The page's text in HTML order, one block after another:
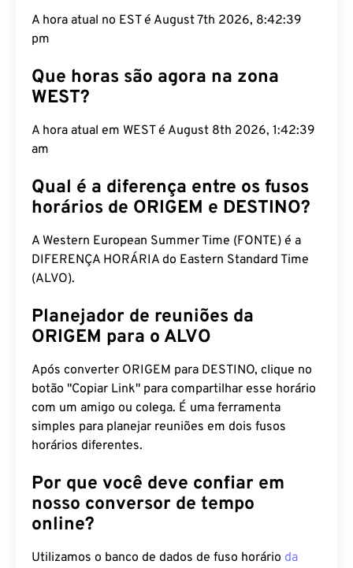
A hora atual no EST é August 7th 2026, 8:42:40
pm
Que horas são agora na zona
WEST?
A hora atual em WEST é August 8th 2026, 1:42:40
am
Qual é a diferença entre os fusos
horários de ORIGEM e DESTINO?
A Western European Summer Time (FONTE) é a
DIFERENÇA HORÁRIA do Eastern Standard Time
(ALVO).
Planejador de reuniões da
ORIGEM para o ALVO
Após converter ORIGEM para DESTINO, clique no
botão "Copiar Link" para compartilhar esse horário
com um amigo ou colega. É uma ferramenta
simples para planejar reuniões em dois fusos
horários diferentes.
Por que você deve confiar em
nosso conversor de tempo
online?
Utilizamos o banco de dados de fuso horário da